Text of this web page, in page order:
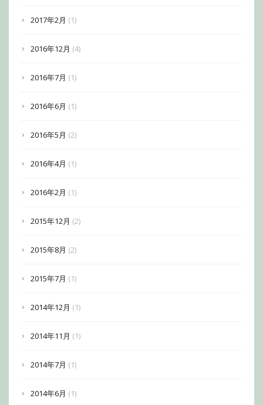
2017年2月 (1)
2016年12月 (4)
2016年7月 (1)
2016年6月 (1)
2016年5月 (2)
2016年4月 (1)
2016年2月 (1)
2015年12月 (2)
2015年8月 (2)
2015年7月 (1)
2014年12月 (1)
2014年11月 (1)
2014年7月 (1)
2014年6月 (1)